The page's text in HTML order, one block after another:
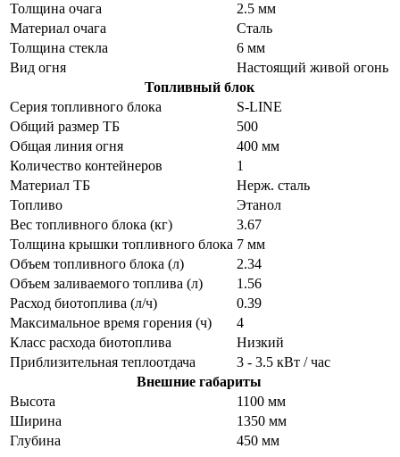
Толщина очага
2.5 мм
Материал очага
Сталь
Толщина стекла
6 мм
Вид огня
Настоящий живой огонь
Топливный блок
Серия топливного блока
S-LINE
Общий размер ТБ
500
Общая линия огня
400 мм
Количество контейнеров
1
Материал ТБ
Нерж. сталь
Топливо
Этанол
Вес топливного блока (кг)
3.67
Толщина крышки топливного блока 7 мм
Объем топливного блока (л)
2.34
Объем заливаемого топлива (л)
1.56
Расход биотоплива (л/ч)
0.39
Максимальное время горения (ч)
4
Класс расхода биотоплива
Низкий
Приблизительная теплоотдача
3 - 3.5 кВт / час
Внешние габариты
Высота
1100 мм
Ширина
1350 мм
Глубина
450 мм